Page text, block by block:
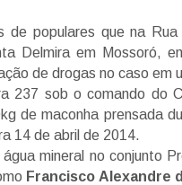
de populares que na
Delmira em Mossoró,
de drogas no caso em
237 sob o comando do
de maconha prensada
14 de abril de 2014.
mineral no conjunto
Francisco Alexandre